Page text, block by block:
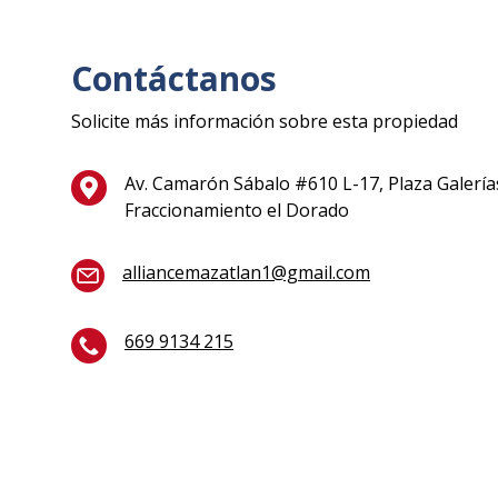
Contáctanos
Solicite más información sobre esta propiedad
Av. Camarón Sábalo #610 L-17, Plaza
Fraccionamiento el Dorado
alliancemazatlan1@gmail.com
669 9134 215